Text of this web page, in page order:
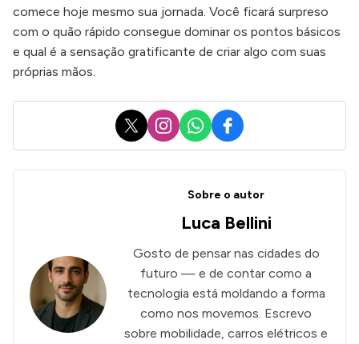
comece hoje mesmo sua jornada. Você ficará surpreso
com o quão rápido consegue dominar os pontos básicos
e qual é a sensação gratificante de criar algo com suas
próprias mãos.
X InstagramWhatsApp
Facebook
Sobre o autor
Luca Bellini
Gosto de pensar nas cidades do
futuro — e de contar como a
tecnologia está moldando a forma
como nos movemos. Escrevo
sobre mobilidade, carros elétricos e